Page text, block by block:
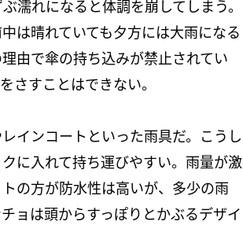
濡れになると体調を崩してしまう。
は晴れていても夕方には大雨になる
由で傘の持ち込みが禁止されてい
さすことはできない。
インコートといった雨具だ。こうし
に入れて持ち運びやすい。雨量が激
の方が防水性は高いが、多少の雨
ョは頭からすっぽりとかぶるデザイ